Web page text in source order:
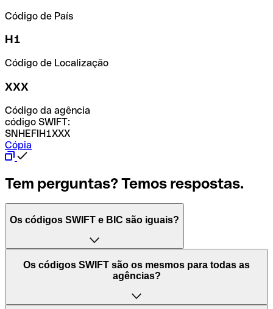
Código de País
H1
Código de Localização
XXX
Código da agência
código SWIFT:
SNHEFIH1XXX
Cópia
Tem perguntas? Temos respostas.
Os códigos SWIFT e BIC são iguais?
O acrónimo SWIFT significa "Society for Worldwide
Interbank Financial Telecommunication (Sociedade para
Mundiais)". Trata-se de uma rede mundial onde se
Os códigos SWIFT são os mesmos para todas as
agências?